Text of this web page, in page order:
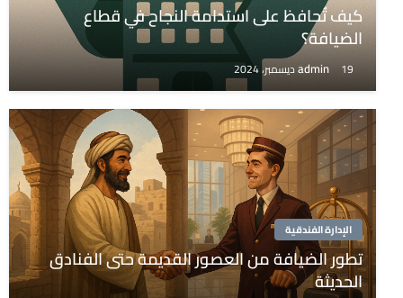
كيف تُحافظ على استدامة النجاح في قطاع
الضيافة؟
admin 19 ديسمبر، 2024
الإدارة الفندقية
تطور الضيافة من العصور القديمة حتى الفنادق
الحديثة